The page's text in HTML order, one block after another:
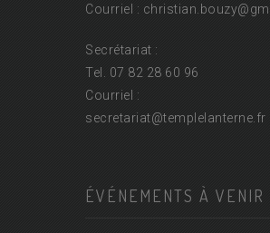
Courriel : christian.bouzy@
Secrétariat :
Tel. 07 82 28 60 96
Courriel :
secretariat@templelanterne.fr
ÉVÉNEMENTS À VENIR